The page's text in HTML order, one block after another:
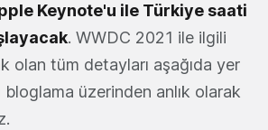
Keynote'u ile Türkiye saati
. WWDC 2021 ile ilgili
olan tüm detayları aşağıda yer
bloglama üzerinden anlık olarak